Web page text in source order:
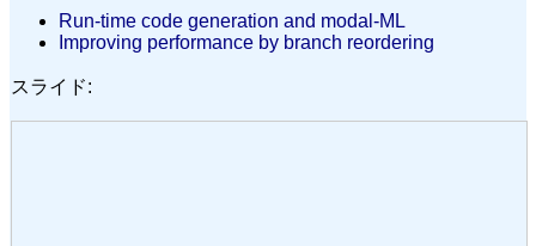
Run-time code generation and modal-ML
Improving performance by branch reordering
スライド: